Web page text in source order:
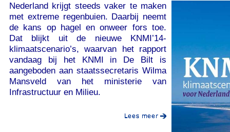
Nederland krijgt steeds vaker te maken
met extreme regenbuien. Daarbij neemt
de kans op hagel en onweer fors toe.
Dat blijkt uit de nieuwe KNMI’14-
klimaatscenario’s, waarvan het rapport
vandaag bij het KNMI in De Bilt is
aangeboden aan staatssecretaris Wilma
Mansveld van het ministerie van
Infrastructuur en Milieu.